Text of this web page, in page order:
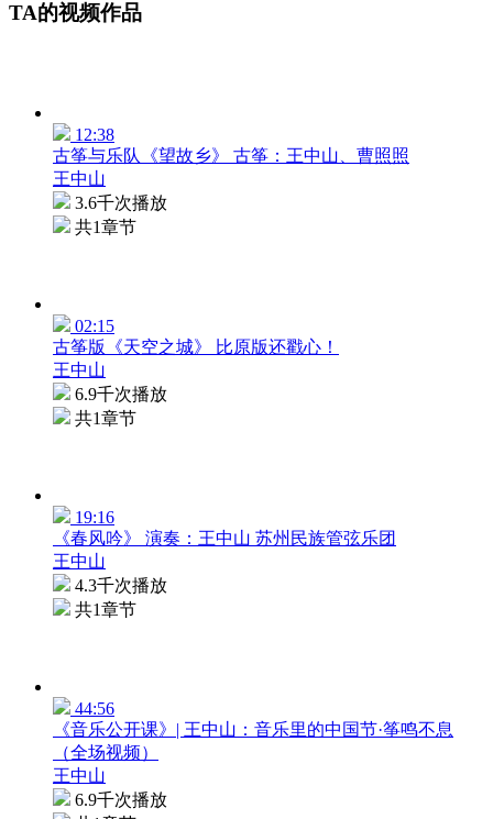
TA的视频作品
12:38
古筝与乐队《望故乡》 古筝：王中山、曹照照
王中山
3.6千次播放
共1章节
02:15
古筝版《天空之城》 比原版还戳心！
王中山
6.9千次播放
共1章节
19:16
《春风吟》 演奏：王中山 苏州民族管弦乐团
王中山
4.3千次播放
共1章节
44:56
《音乐公开课》| 王中山：音乐里的中国节·筝鸣不息
（全场视频）
王中山
6.9千次播放